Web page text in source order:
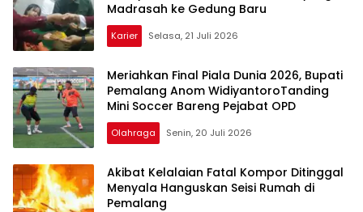
Madrasah ke Gedung Baru
Karier Selasa, 21 Juli 2026
Meriahkan Final Piala Dunia 2026, Bupati
Pemalang Anom WidiyantoroTanding
Mini Soccer Bareng Pejabat OPD
Olahraga Senin, 20 Juli 2026
Akibat Kelalaian Fatal Kompor Ditinggal
Menyala Hanguskan Seisi Rumah di
Pemalang